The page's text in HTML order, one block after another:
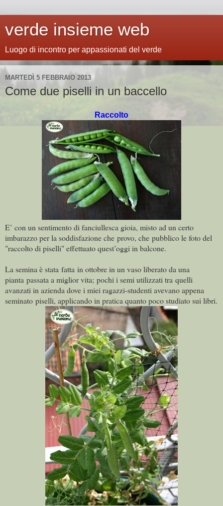
verde insieme web
Luogo di incontro per appassionati del verde
MARTEDÌ 5 FEBBRAIO 2013
Come due piselli in un baccello
Raccolto
E’ con un sentimento di fanciullesca gioia, misto ad un certo
imbarazzo per la soddisfazione che provo, che pubblico le foto del
"raccolto di piselli" effettuato quest’oggi in balcone.
La semina è stata fatta in ottobre in un vaso liberato da una
pianta passata a miglior vita; pochi i semi utilizzati tra quelli
avanzati in azienda dove i miei ragazzi-studenti avevano appena
seminato piselli, applicando in pratica quanto poco studiato sui libri.